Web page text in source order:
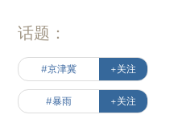
话题：
#京津冀 +关注
#暴雨 +关注